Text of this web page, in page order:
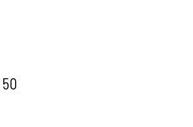
50